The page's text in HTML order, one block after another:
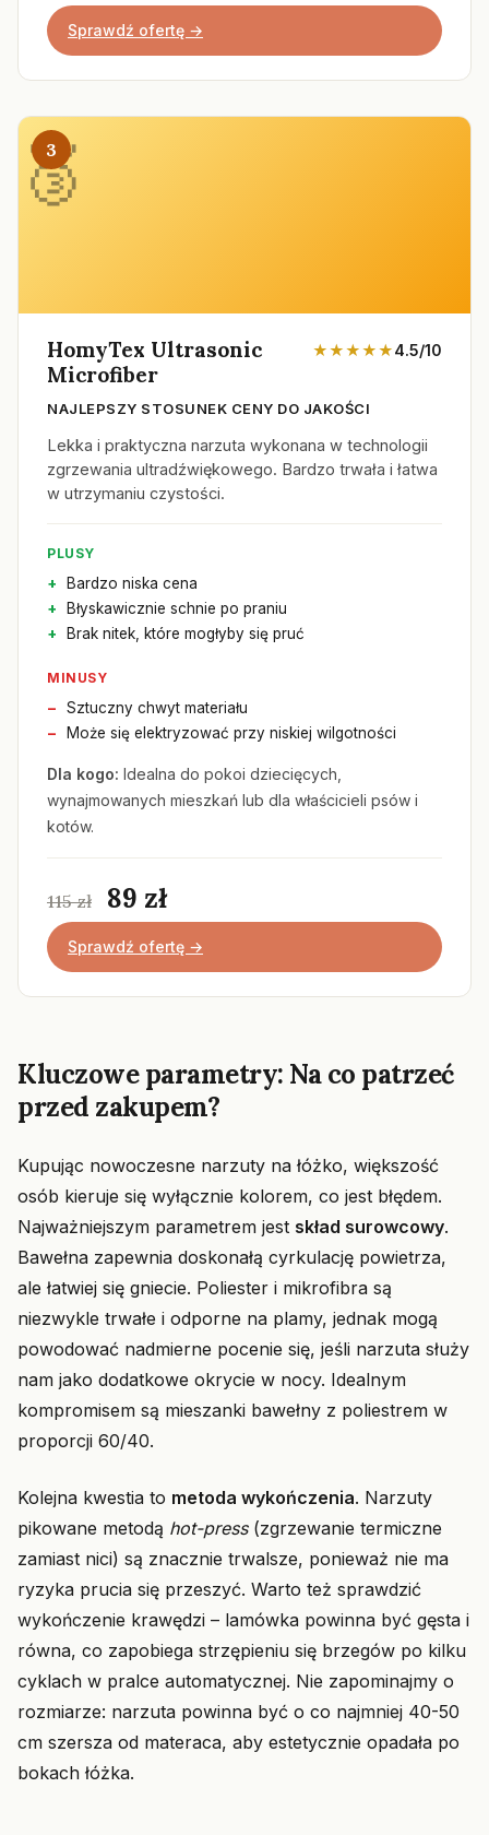
Sprawdź ofertę →
3
HomyTex Ultrasonic
Microfiber
★★★★★4.5/10
NAJLEPSZY STOSUNEK CENY DO JAKOŚCI
Lekka i praktyczna narzuta wykonana w technologii
zgrzewania ultradźwiękowego. Bardzo trwała i łatwa
w utrzymaniu czystości.
PLUSY
Bardzo niska cena
Błyskawicznie schnie po praniu
Brak nitek, które mogłyby się pruć
MINUSY
Sztuczny chwyt materiału
Może się elektryzować przy niskiej wilgotności
Dla kogo: Idealna do pokoi dziecięcych,
wynajmowanych mieszkań lub dla właścicieli psów i
kotów.
115 zł 89 zł
Sprawdź ofertę →
Kluczowe parametry: Na co patrzeć
przed zakupem?
Kupując nowoczesne narzuty na łóżko, większość
osób kieruje się wyłącznie kolorem, co jest błędem.
Najważniejszym parametrem jest skład surowcowy.
Bawełna zapewnia doskonałą cyrkulację powietrza,
ale łatwiej się gniecie. Poliester i mikrofibra są
niezwykle trwałe i odporne na plamy, jednak mogą
powodować nadmierne pocenie się, jeśli narzuta służy
nam jako dodatkowe okrycie w nocy. Idealnym
kompromisem są mieszanki bawełny z poliestrem w
proporcji 60/40.
Kolejna kwestia to metoda wykończenia. Narzuty
pikowane metodą hot-press(zgrzewanie termiczne
zamiast nici) są znacznie trwalsze, ponieważ nie ma
ryzyka prucia się przeszyć. Warto też sprawdzić
wykończenie krawędzi – lamówka powinna być gęsta i
równa, co zapobiega strzępieniu się brzegów po kilku
cyklach w pralce automatycznej. Nie zapominajmy o
rozmiarze: narzuta powinna być o co najmniej 40-50
cm szersza od materaca, aby estetycznie opadała po
bokach łóżka.